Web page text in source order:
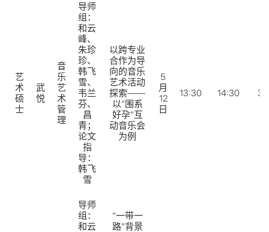
艺
术
硕
士
武
悦
音
乐
艺
术
管
理
导师
组：
和云
峰、
朱珍
珍、
韩飞
雪、
韦兰
芬、
昌
青；
论文
指
导：
韩飞
雪
以跨专业
合作为导
向的音乐
艺术活动
探索——
以“围系
好孕”互
动音乐会
为例
5
月
12
日
13:30 14:30
导师
组：
和云
“一带一
路”背景